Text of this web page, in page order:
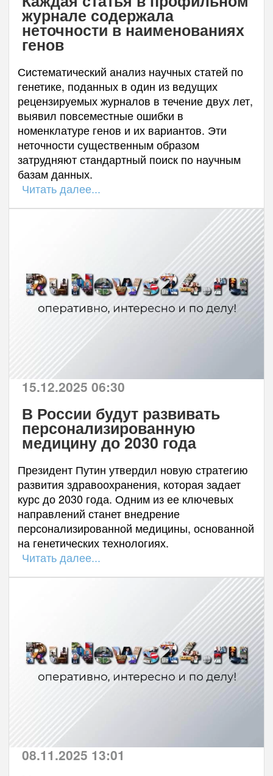
журнале содержала
неточности в наименованиях
генов
Систематический анализ научных статей по
генетике, поданных в один из ведущих
рецензируемых журналов в течение двух лет,
выявил повсеместные ошибки в
номенклатуре генов и их вариантов. Эти
неточности существенным образом
затрудняют стандартный поиск по научным
базам данных.
Читать далее...
15.12.2025 06:30
В России будут развивать
персонализированную
медицину до 2030 года
Президент Путин утвердил новую стратегию
развития здравоохранения, которая задает
курс до 2030 года. Одним из ее ключевых
направлений станет внедрение
персонализированной медицины, основанной
на генетических технологиях.
Читать далее...
08.11.2025 13:01